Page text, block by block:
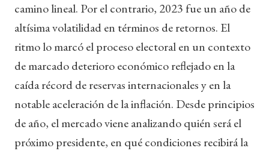
camino lineal. Por el contrario, 2023 fue un año de
altísima volatilidad en términos de retornos. El
ritmo lo marcó el proceso electoral en un contexto
de marcado deterioro económico reflejado en la
caída récord de reservas internacionales y en la
notable aceleración de la inflación. Desde principios
de año, el mercado viene analizando quién será el
próximo presidente, en qué condiciones recibirá la